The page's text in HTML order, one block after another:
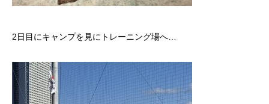
2日目にキャンプを見にトレーニング場へ…